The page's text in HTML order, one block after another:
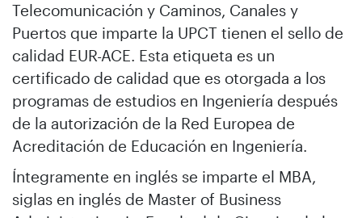
Telecomunicación y Caminos, Canales y
Puertos que imparte la UPCT tienen el sello de
calidad EUR-ACE. Esta etiqueta es un
certificado de calidad que es otorgada a los
programas de estudios en Ingeniería después
de la autorización de la Red Europea de
Acreditación de Educación en Ingeniería.
Íntegramente en inglés se imparte el MBA,
siglas en inglés de Master of Business